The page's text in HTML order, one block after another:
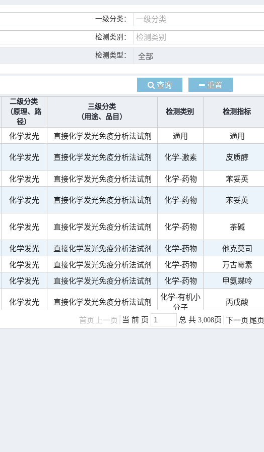
一级分类：
检测类别：
检测类型：
查询 重置
二级分类
（原理、路
径）
三级分类
（用途、品目）
检测类别 检测指标
化学发光 直接化学发光免疫分析法试剂 通用 通用
化学发光 直接化学发光免疫分析法试剂 化学-激素 皮质醇
化学发光 直接化学发光免疫分析法试剂 化学-药物 苯妥英
化学发光 直接化学发光免疫分析法试剂 化学-药物 苯妥英
化学发光 直接化学发光免疫分析法试剂 化学-药物 茶碱
化学发光 直接化学发光免疫分析法试剂 化学-药物 他克莫司
化学发光 直接化学发光免疫分析法试剂 化学-药物 万古霉素
化学发光 直接化学发光免疫分析法试剂 化学-药物 甲氨蝶呤
化学发光 直接化学发光免疫分析法试剂
化学-有机小
分子
丙戊酸
化学发光 直接化学发光免疫分析法试剂
化学-有机小
同型半胱氨酸
首页 上一页 当 前 页 总 共 3,008页 下一页 尾页